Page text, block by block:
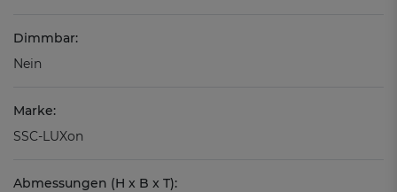
Dimmbar:
Nein
Marke:
SSC-LUXon
Abmessungen (H x B x T):